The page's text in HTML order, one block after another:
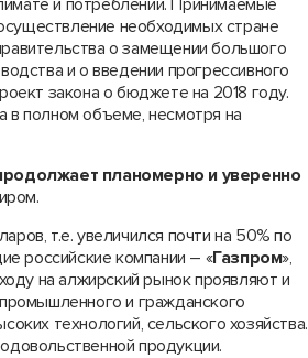
и потреблении. Принимаемые
необходимых стране
о замещении большого
и о введении прогрессивного
закона о бюджете на 2018 году.
в полном объеме, несмотря на
планомерно и уверенно
т.е. увеличился почти на 50% по
российские компании – «Газпром»,
на алжирский рынок проявляют и
и гражданского
технологий, сельского хозяйства.
продукции.